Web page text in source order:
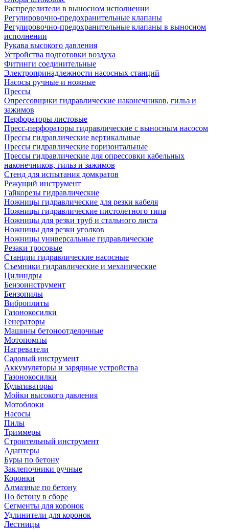
Распределители в выносном исполнении
Регулировочно-предохранительные клапаны
Регулировочно-предохранительные клапаны в выносном
исполнении
Рукава высокого давления
Устройства подготовки воздуха
Фитинги соединительные
Электропринадлежности насосных станций
Насосы ручные и ножные
Прессы
Опрессовщики гидравлические наконечников, гильз и
зажимов
Перфораторы листовые
Пресс-перфораторы гидравлические с выносным насосом
Прессы гидравлические вертикальные
Прессы гидравлические горизонтальные
Прессы гидравлические для опрессовки кабельных
наконечников, гильз и зажимов
Стенд для испытания домкратов
Режущий инструмент
Гайкорезы гидравлические
Ножницы гидравлические для резки кабеля
Ножницы гидравлические пистолетного типа
Ножницы для резки труб и стального листа
Ножницы для резки уголков
Ножницы универсальные гидравлические
Резаки тросовые
Станции гидравлические насосные
Съемники гидравлические и механические
Цилиндры
Бензоинструмент
Бензопилы
Виброплиты
Газонокосилки
Генераторы
Машины бетоноотделочные
Мотопомпы
Нагреватели
Садовый инструмент
Аккумуляторы и зарядные устройства
Газонокосилки
Культиваторы
Мойки высокого давления
Мотоблоки
Насосы
Пилы
Триммеры
Строительный инструмент
Адаптеры
Буры по бетону
Заклепочники ручные
Коронки
Алмазные по бетону
По бетону в сборе
Сегменты для коронок
Удлинители для коронок
Лестницы